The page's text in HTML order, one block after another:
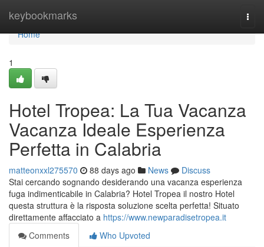
keybookmarks
Home
Home
1
Hotel Tropea: La Tua Vacanza
Vacanza Ideale Esperienza
Perfetta in Calabria
matteonxxl275570 88 days ago News
Discuss
Stai cercando sognando desiderando una vacanza esperienza
fuga indimenticabile in Calabria? Hotel Tropea il nostro Hotel
questa struttura è la risposta soluzione scelta perfetta! Situato
direttamente affacciato a https://www.newparadisetropea.it
Comments
Who Upvoted